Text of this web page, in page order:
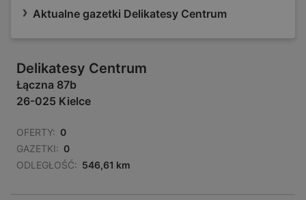
Aktualne gazetki Delikatesy Centrum
Delikatesy Centrum
Łączna 87b
26-025 Kielce
OFERTY: 0
GAZETKI: 0
ODLEGŁOŚĆ: 546,61 km